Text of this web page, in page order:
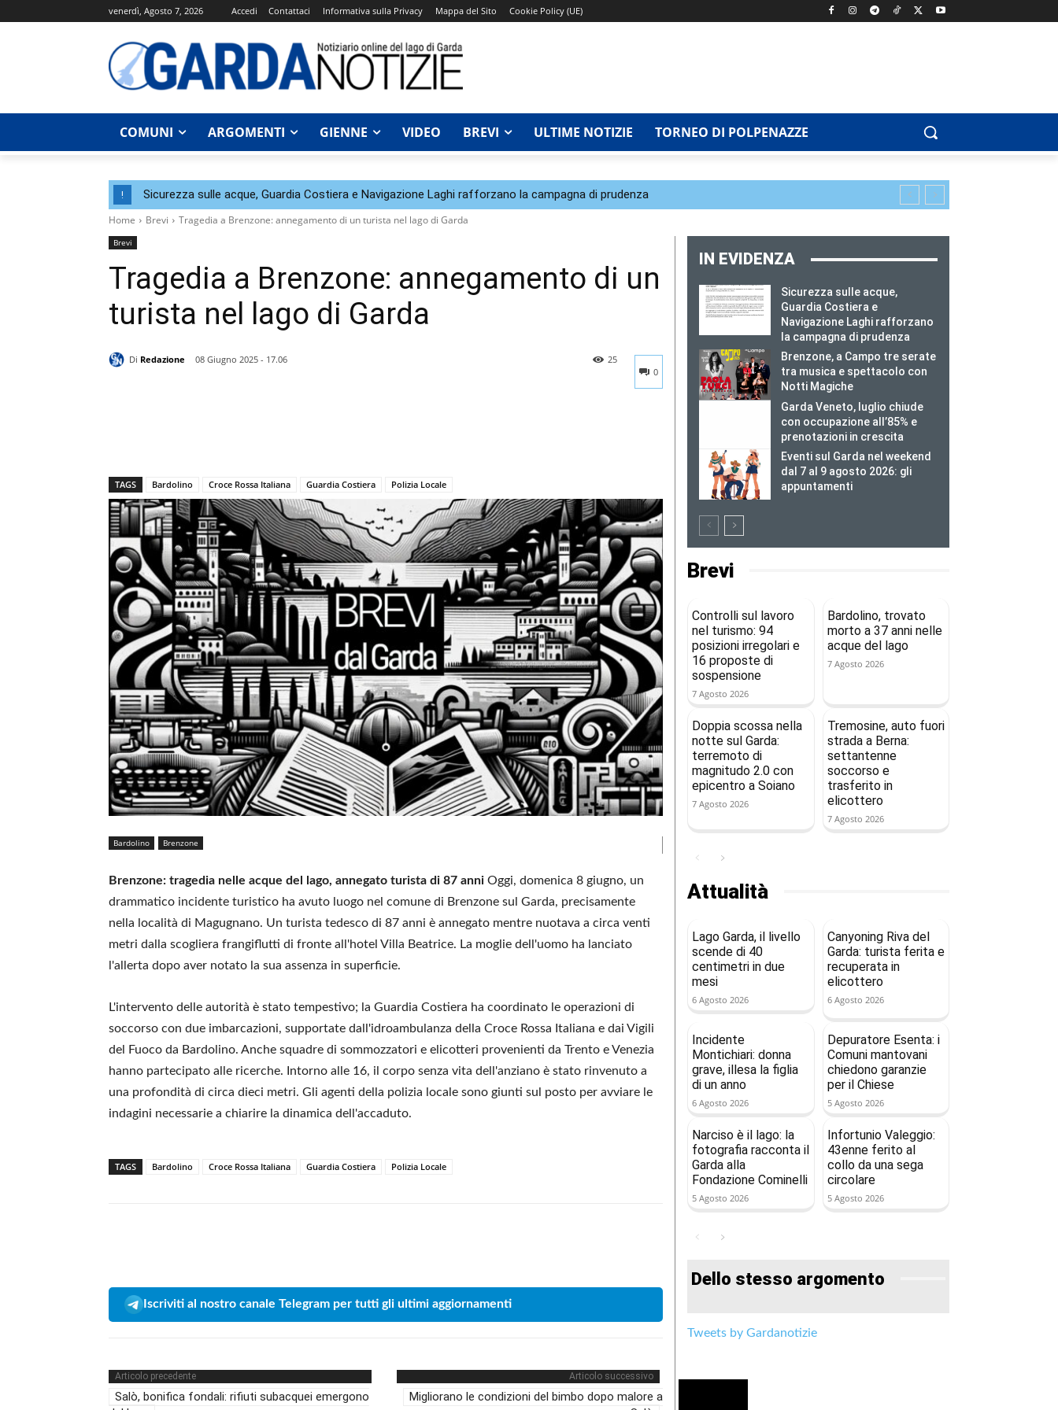
venerdì, Agosto 7, 2026 Accedi Contattaci Informativa sulla Privacy Mappa del Sito Cookie Policy (UE)
COMUNI ARGOMENTI GIENNE VIDEO BREVI ULTIME NOTIZIE TORNEO DI POLPENAZZE
! Sicurezza sulle acque, Guardia Costiera e Navigazione Laghi rafforzano la campagna di prudenza
Home Brevi Tragedia a Brenzone: annegamento di un turista nel lago di Garda
Brevi
Tragedia a Brenzone: annegamento di un
turista nel lago di Garda
Di Redazione
08 Giugno 2025 - 17.06
0
25
TAGS Bardolino Croce Rossa Italiana Guardia Costiera Polizia Locale
Bardolino Brenzone
Brenzone: tragedia nelle acque del lago, annegato turista di 87 anni Oggi, domenica 8 giugno, un
drammatico incidente turistico ha avuto luogo nel comune di Brenzone sul Garda, precisamente
nella località di Magugnano. Un turista tedesco di 87 anni è annegato mentre nuotava a circa venti
metri dalla scogliera frangiflutti di fronte all'hotel Villa Beatrice. La moglie dell'uomo ha lanciato
l'allerta dopo aver notato la sua assenza in superficie.
L'intervento delle autorità è stato tempestivo; la Guardia Costiera ha coordinato le operazioni di
soccorso con due imbarcazioni, supportate dall'idroambulanza della Croce Rossa Italiana e dai Vigili
del Fuoco da Bardolino. Anche squadre di sommozzatori e elicotteri provenienti da Trento e Venezia
hanno partecipato alle ricerche. Intorno alle 16, il corpo senza vita dell'anziano è stato rinvenuto a
una profondità di circa dieci metri. Gli agenti della polizia locale sono giunti sul posto per avviare le
indagini necessarie a chiarire la dinamica dell'accaduto.
TAGS Bardolino Croce Rossa Italiana Guardia Costiera Polizia Locale
Iscriviti al nostro canale Telegram per tutti gli ultimi aggiornamenti
Articolo precedente
Salò, bonifica fondali: rifiuti subacquei emergono
Articolo successivo
Migliorano le condizioni del bimbo dopo malore a
IN EVIDENZA
Sicurezza sulle acque,
Guardia Costiera e
Navigazione Laghi rafforzano
la campagna di prudenza
Brenzone, a Campo tre serate
tra musica e spettacolo con
Notti Magiche
Garda Veneto, luglio chiude
con occupazione all’85% e
prenotazioni in crescita
Eventi sul Garda nel weekend
dal 7 al 9 agosto 2026: gli
appuntamenti
Brevi
Controlli sul lavoro
nel turismo: 94
posizioni irregolari e
16 proposte di
sospensione
7 Agosto 2026
Bardolino, trovato
morto a 37 anni nelle
acque del lago
7 Agosto 2026
Doppia scossa nella
notte sul Garda:
terremoto di
magnitudo 2.0 con
epicentro a Soiano
7 Agosto 2026
Tremosine, auto fuori
strada a Berna:
settantenne
soccorso e
trasferito in
elicottero
7 Agosto 2026
Attualità
Lago Garda, il livello
scende di 40
centimetri in due
mesi
6 Agosto 2026
Canyoning Riva del
Garda: turista ferita e
recuperata in
elicottero
6 Agosto 2026
Incidente
Montichiari: donna
grave, illesa la figlia
di un anno
6 Agosto 2026
Depuratore Esenta: i
Comuni mantovani
chiedono garanzie
per il Chiese
5 Agosto 2026
Narciso è il lago: la
fotografia racconta il
Garda alla
Fondazione Cominelli
5 Agosto 2026
Infortunio Valeggio:
43enne ferito al
collo da una sega
circolare
5 Agosto 2026
Dello stesso argomento
Tweets by Gardanotizie